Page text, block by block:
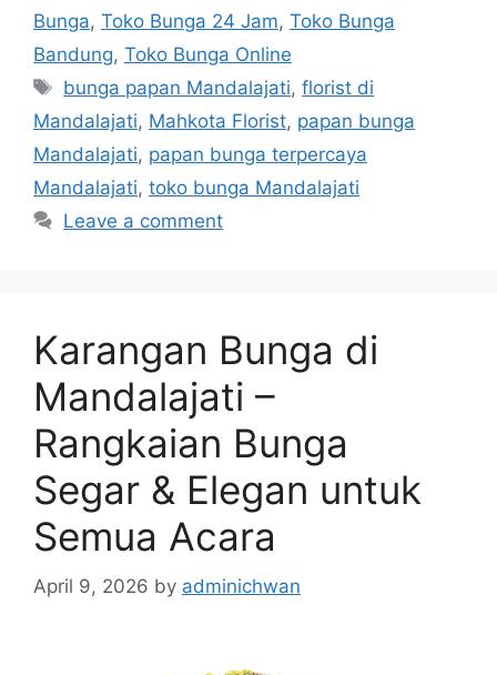
Bunga, Toko Bunga 24 Jam, Toko Bunga
Bandung, Toko Bunga Online
bunga papan Mandalajati,florist di
Mandalajati, Mahkota Florist, papan bunga
Mandalajati, papan bunga terpercaya
Mandalajati, toko bunga Mandalajati
Leave a comment
Karangan Bunga di
Mandalajati –
Rangkaian Bunga
Segar & Elegan untuk
Semua Acara
April 9, 2026 by adminichwan